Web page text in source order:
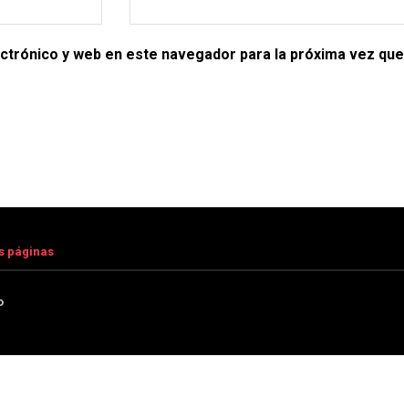
y web en este navegador para la próxima vez que
páginas